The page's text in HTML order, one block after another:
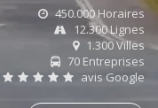
450.000 Horaires
12.300 Lignes
1.300 Villes
70 Entreprises
avis Google